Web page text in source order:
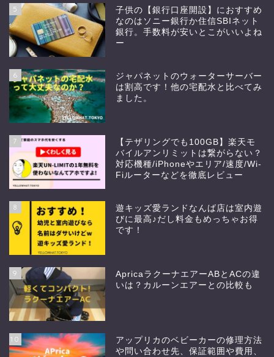
5
子供の【銀行口座開設】におすすめ
なのはソニー銀行か住信SBIネット
銀行。手数料が安いとこがいいよね
ー
6
ジャパネットのウォーターサーバー
は割高です！他の宅配水と比べてみ
ました。
7
【テザリングでも100GB】楽天モ
バイルアンリミットは繋がらない？
対応機種/iPhoneやエリア/速度/Wi-
Fiルーターなどを徹底レビュー
8
遊キッズ愛ランドなんば店は室内遊
びに最高♪だし料金もめっちゃお得
です！
9
ApricaラクーナエアーABとACの違
いは？カルーンエアーとの比較も
10
アップリカのベビーカーの修理方法
や問い合わせ先、保証範囲や費用、